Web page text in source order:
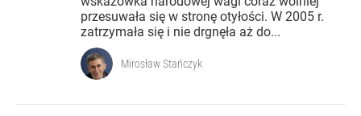
przesuwała się w stronę otyłości. W 2005 r.
zatrzymała się i nie drgnęła aż do...
Mirosław Stańczyk